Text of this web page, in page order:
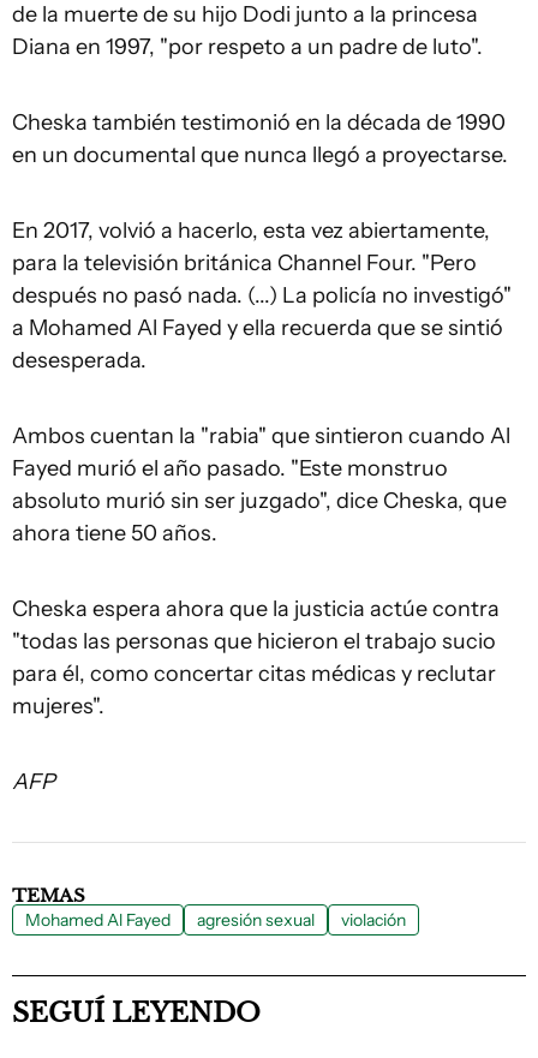
de la muerte de su hijo Dodi junto a la princesa
Diana en 1997, "por respeto a un padre de luto".
Cheska también testimonió en la década de 1990
en un documental que nunca llegó a proyectarse.
En 2017, volvió a hacerlo, esta vez abiertamente,
para la televisión británica Channel Four. "Pero
después no pasó nada. (...) La policía no investigó"
a Mohamed Al Fayed y ella recuerda que se sintió
desesperada.
Ambos cuentan la "rabia" que sintieron cuando Al
Fayed murió el año pasado. "Este monstruo
absoluto murió sin ser juzgado", dice Cheska, que
ahora tiene 50 años.
Cheska espera ahora que la justicia actúe contra
"todas las personas que hicieron el trabajo sucio
para él, como concertar citas médicas y reclutar
mujeres".
AFP
TEMAS
Mohamed Al Fayed agresión sexual violación
SEGUÍ LEYENDO